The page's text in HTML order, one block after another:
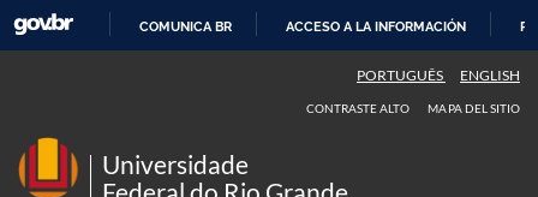
CONTENIDO
COMUNICA BR ACCESO A LA INFORMACIÓN
PORTUGUÊS ENGLISH
CONTRASTE ALTO MAPA DEL SITIO
Universidade